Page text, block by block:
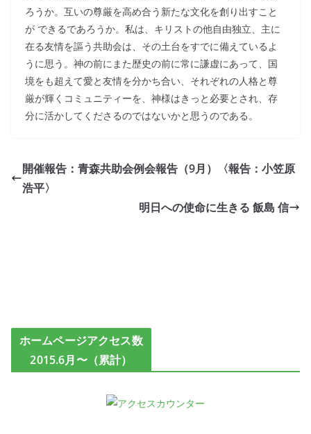
ろうか。互いの尊厳を高め合う新たな文化を創り出すこと
が できるであろうか。私は、キリストの他自由独立、主に
在る友情を謳う共助会は、その土台をすでに備えているよ
うに思う。神の前にまた歴史の前に常に謙虚にあって、国
境をも超えて愛と友情を分かち合い、それぞれの人格と尊
厳が輝くコミュニティーを、神様はきっと必要とされ、存
分に活かしてくださるのではないかと思うのである。
開催報告：青森共助会例会報告（9月）〈報告：小笠原
浩平〉
明日への使命に生きる 飯島 信
ホームページアクセス数
2015.6月〜（累計）